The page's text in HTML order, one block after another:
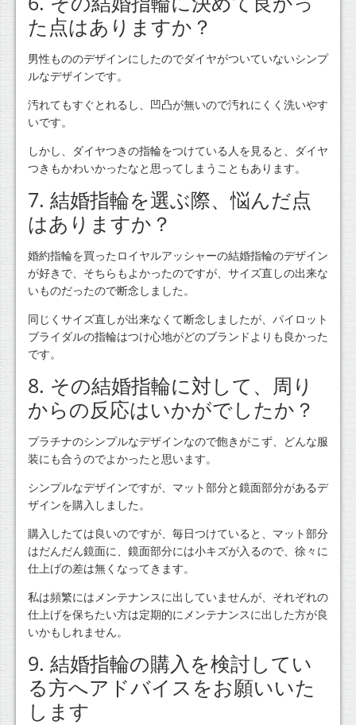
た点はありますか？
男性もののデザインにしたのでダイヤがついていないシンプ
ルなデザインです。
汚れてもすぐとれるし、凹凸が無いので汚れにくく洗いやす
いです。
しかし、ダイヤつきの指輪をつけている人を見ると、ダイヤ
つきもかわいかったなと思ってしまうこともあります。
7. 結婚指輪を選ぶ際、悩んだ点
はありますか？
婚約指輪を買ったロイヤルアッシャーの結婚指輪のデザイン
が好きで、そちらもよかったのですが、サイズ直しの出来な
いものだったので断念しました。
同じくサイズ直しが出来なくて断念しましたが、パイロット
ブライダルの指輪はつけ心地がどのブランドよりも良かった
です。
8. その結婚指輪に対して、周り
からの反応はいかがでしたか？
プラチナのシンプルなデザインなので飽きがこず、どんな服
装にも合うのでよかったと思います。
シンプルなデザインですが、マット部分と鏡面部分があるデ
ザインを購入しました。
購入したては良いのですが、毎日つけていると、マット部分
はだんだん鏡面に、鏡面部分には小キズが入るので、徐々に
仕上げの差は無くなってきます。
私は頻繁にはメンテナンスに出していませんが、それぞれの
仕上げを保ちたい方は定期的にメンテナンスに出した方が良
いかもしれません。
9. 結婚指輪の購入を検討してい
る方へアドバイスをお願いいた
します